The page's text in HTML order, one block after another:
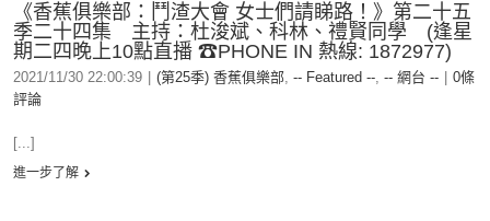
《香蕉俱樂部：鬥渣大會 女士們請睇路！》第二十五
季二十四集 主持：杜浚斌、科林、禮賢同學 (逢星
期二四晚上10點直播 ☎PHONE IN 熱線: 1872977)
2021/11/30 22:00:39 (第25季) 香蕉俱樂部, -- Featured --, -- 網台 --
0條
評論
[...]
進一步了解